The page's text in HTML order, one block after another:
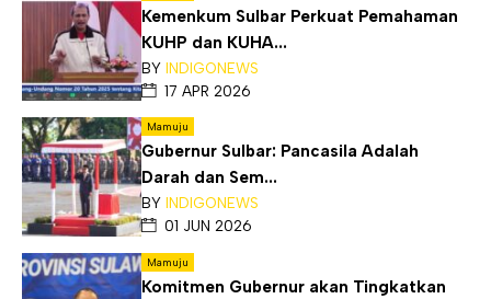
Kemenkum Sulbar Perkuat Pemahaman
KUHP dan KUHA...
BY INDIGONEWS
17 APR 2026
Mamuju
Gubernur Sulbar: Pancasila Adalah
Darah dan Sem...
BY INDIGONEWS
01 JUN 2026
Mamuju
Komitmen Gubernur akan Tingkatkan